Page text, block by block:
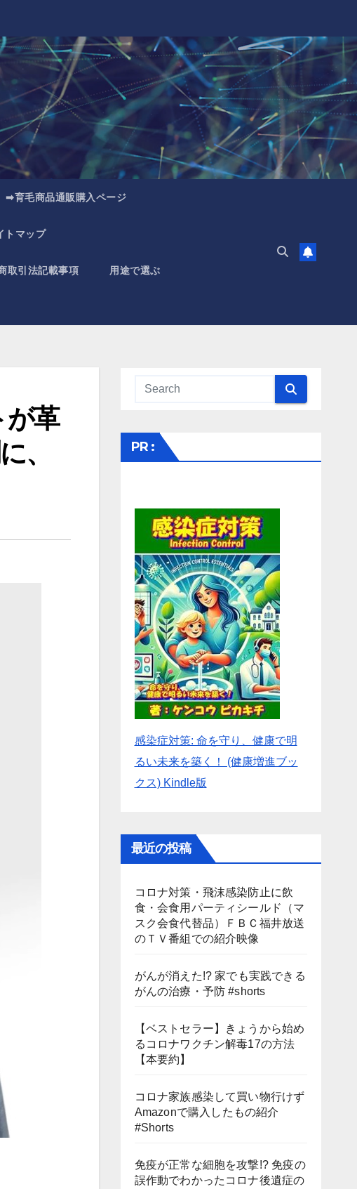
➡育毛商品通販購入ページ
トマップ
取引法記載事項 用途で選ぶ
革
、
PR :
感染症対策: 命を守り、健康で明
るい未来を築く！ (健康増進ブッ
クス) Kindle版
最近の投稿
コロナ対策・飛沫感染防止に飲
食・会食用パーティシールド（マ
スク会食代替品）ＦＢＣ福井放送
のＴＶ番組での紹介映像
がんが消えた!? 家でも実践できる
がんの治療・予防 #shorts
【ベストセラー】きょうから始め
るコロナワクチン解毒17の方法
【本要約】
コロナ家族感染して買い物行けず
Amazonで購入したもの紹介
#Shorts
免疫が正常な細胞を攻撃!? 免疫の
誤作動でわかったコロナ後遺症の